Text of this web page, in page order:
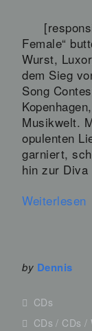
Female“
Wurst,
dem Sieg
Song
Musikwelt.
opulenten
garniert,
hin zur
Weiterlesen
by Dennis
CDs
CDs
CDs